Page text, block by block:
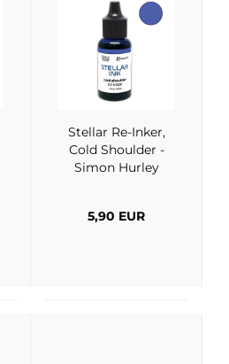
Stellar Re-Inker,
Cold Shoulder -
Simon Hurley
5,90 EUR